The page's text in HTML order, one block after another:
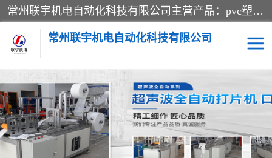
常州联宇机电自动化科技有限公司主营产品：pvc塑料焊机、高频热合机、软膜天花压边机、服装布料凹凸压花机、布料3d压印设备、服装植胶设备、超声波布料花边机、无纺布热合机、全自动压花机。
常州联宇机电自动化科技有限公司
压花定型机以及压花模具 超声波热合机
高频热合机 超声波花边机